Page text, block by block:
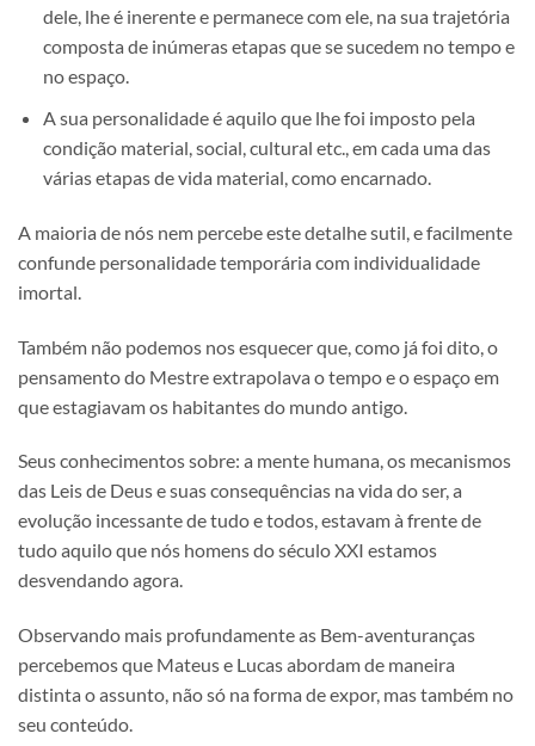
dele, lhe é inerente e permanece com ele, na sua trajetória
composta de inúmeras etapas que se sucedem no tempo e
no espaço.
A sua personalidade é aquilo que lhe foi imposto pela
condição material, social, cultural etc., em cada uma das
várias etapas de vida material, como encarnado.
A maioria de nós nem percebe este detalhe sutil, e facilmente
confunde personalidade temporária com individualidade
imortal.
Também não podemos nos esquecer que, como já foi dito, o
pensamento do Mestre extrapolava o tempo e o espaço em
que estagiavam os habitantes do mundo antigo.
Seus conhecimentos sobre: a mente humana, os mecanismos
das Leis de Deus e suas consequências na vida do ser, a
evolução incessante de tudo e todos, estavam à frente de
tudo aquilo que nós homens do século XXI estamos
desvendando agora.
Observando mais profundamente as Bem-aventuranças
percebemos que Mateus e Lucas abordam de maneira
distinta o assunto, não só na forma de expor, mas também no
seu conteúdo.